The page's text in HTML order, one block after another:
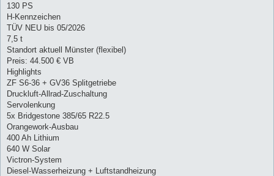
130 PS
H-Kennzeichen
TÜV NEU bis 05/2026
7,5 t
Standort aktuell Münster (flexibel)
Preis: 44.500 € VB
Highlights
ZF S6-36 + GV36 Splitgetriebe
Druckluft-Allrad-Zuschaltung
Servolenkung
5x Bridgestone 385/65 R22.5
Orangework-Ausbau
400 Ah Lithium
640 W Solar
Victron-System
Diesel-Wasserheizung + Luftstandheizung